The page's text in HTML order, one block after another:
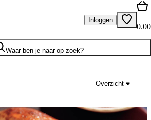
Inloggen
0.00
Waar ben je naar op zoek?
Overzicht